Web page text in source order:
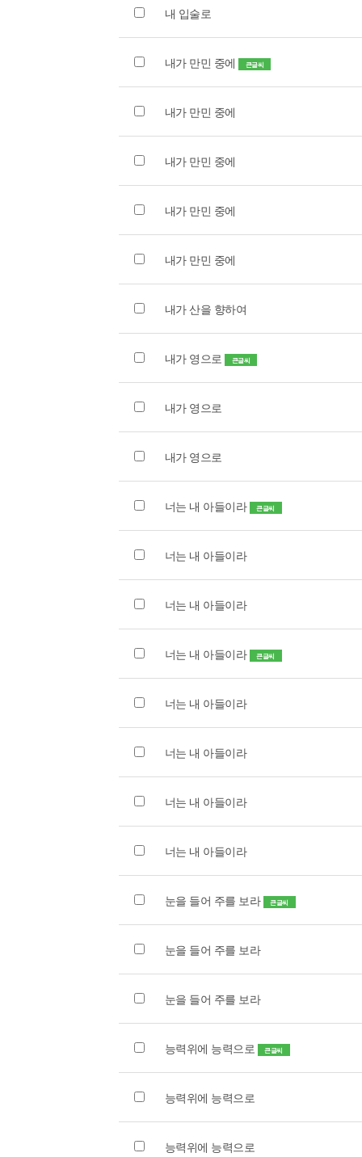
내 입술로
내가 만민 중에 큰글씨
내가 만민 중에
내가 만민 중에
내가 만민 중에
내가 만민 중에
내가 산을 향하여
내가 영으로 큰글씨
내가 영으로
내가 영으로
너는 내 아들이라 큰글씨
너는 내 아들이라
너는 내 아들이라
너는 내 아들이라 큰글씨
너는 내 아들이라
너는 내 아들이라
너는 내 아들이라
너는 내 아들이라
눈을 들어 주를 보라 큰글씨
눈을 들어 주를 보라
눈을 들어 주를 보라
능력위에 능력으로 큰글씨
능력위에 능력으로
능력위에 능력으로